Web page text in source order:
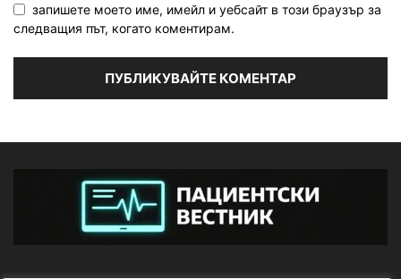
запишете моето име, имейл и уебсайт в този браузър за
следващия път, когато коментирам.